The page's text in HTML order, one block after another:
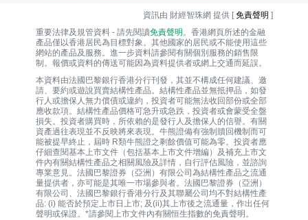
資訊由 財經智珠網 提供 [免責聲明 ]
重要法律及規管資料 - 請先閱讀免責聲明 。香港網頁所述的金融
產品僅以香港居民為目標對象。其他國家的居民或不能使用這些
網站的產品及服務。進一步資料請參閱有關個別服務的銷售限
制。報價或資料的傳送可能因為資料提供者或網上交通而延誤。
本資料由法國巴黎銀行香港分行刊發，其並不構成任何建議、邀
請、要約或遊說買賣結構性產品。結構性產品並無抵押品，如發
行人或擔保人無力償債或違約，投資者可能無法收回部份或全部
應收款項。結構性產品價格可急升或急跌，投資者或會蒙受全盤
損失。投資者購買時，所依賴的是發行人及擔保人的信譽。有關
資產過往表現並不反映將來表現。牛熊證備有強制贖回機制而可
能被提早終止，屆時 R類牛熊證之剩餘價值可能為零。投資者應
仔細查閱基本上市文件（包括基本上市文件增編）及補充上市文
件內有關結構性產品之相關風險及詳情，自行評估風險，並諮詢
專業意見。法國巴黎證券（亞洲）有限公司為結構性產品之流通
量提供者，亦可能是其唯一巿場參與者。法國巴黎證券（亞洲）
有限公司、法國巴黎銀行香港分行及其聯屬公司均不對結構性產
品: (i) 能否於預定上市日上市; 及(ii)其上市後之流通量，作出任何
聲明或保證。*請參閱上市文件內有關恒生指數的免責聲明。